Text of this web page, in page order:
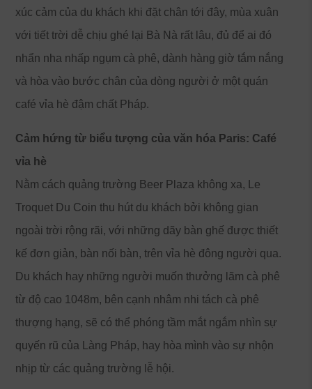
xúc cảm của du khách khi đặt chân tới đây, mùa xuân
với tiết trời dễ chịu ghé lại Bà Nà rất lâu, đủ để ai đó
nhẩn nha nhấp ngụm cà phê, dành hàng giờ tắm nắng
và hòa vào bước chân của dòng người ở một quán
café vỉa hè đậm chất Pháp.
Cảm hứng từ biểu tượng của văn hóa Paris: Café
vỉa hè
Nằm cách quảng trường Beer Plaza không xa, Le
Troquet Du Coin thu hút du khách bởi không gian
ngoài trời rộng rãi, với những dãy bàn ghế được thiết
kế đơn giản, bàn nối bàn, trên vỉa hè đông người qua.
Du khách hay những người muốn thưởng lãm cà phê
từ độ cao 1048m, bên cạnh nhâm nhi tách cà phê
thượng hạng, sẽ có thể phóng tầm mắt ngắm nhìn sự
quyến rũ của Làng Pháp, hay hòa mình vào sự nhộn
nhịp từ các quảng trường lễ hội.